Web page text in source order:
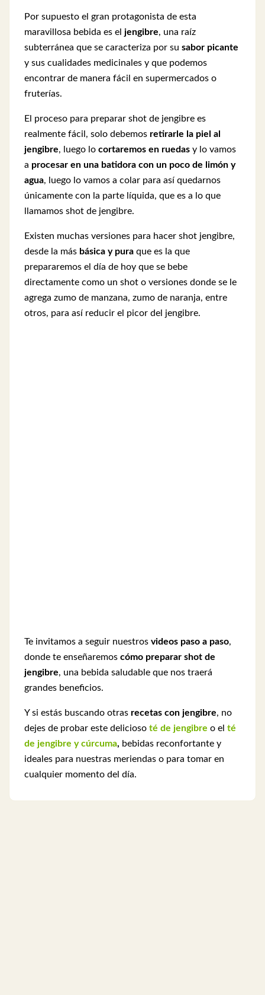
Por supuesto el gran protagonista de esta
maravillosa bebida es el jengibre, una raíz
subterránea que se caracteriza por su sabor picante
y sus cualidades medicinales y que podemos
encontrar de manera fácil en supermercados o
fruterías.
El proceso para preparar shot de jengibre es
realmente fácil, solo debemos retirarle la piel al
jengibre, luego lo cortaremos en ruedas y lo vamos
a procesar en una batidora con un poco de limón y
agua, luego lo vamos a colar para así quedarnos
únicamente con la parte líquida, que es a lo que
llamamos shot de jengibre.
Existen muchas versiones para hacer shot jengibre,
desde la más básica y pura que es la que
prepararemos el día de hoy que se bebe
directamente como un shot o versiones donde se le
agrega zumo de manzana, zumo de naranja, entre
otros, para así reducir el picor del jengibre.
Te invitamos a seguir nuestros videos paso a paso,
donde te enseñaremos cómo preparar shot de
jengibre, una bebida saludable que nos traerá
grandes beneficios.
Y si estás buscando otras recetas con jengibre, no
dejes de probar este delicioso té de jengibre o el té
de jengibre y cúrcuma, bebidas reconfortante y
ideales para nuestras meriendas o para tomar en
cualquier momento del día.